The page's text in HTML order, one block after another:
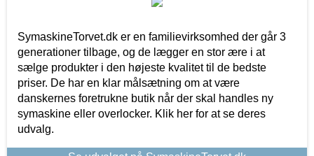
SymaskineTorvet.dk er en familievirksomhed der går 3
generationer tilbage, og de lægger en stor ære i at
sælge produkter i den højeste kvalitet til de bedste
priser. De har en klar målsætning om at være
danskernes foretrukne butik når der skal handles ny
symaskine eller overlocker. Klik her for at se deres
udvalg.